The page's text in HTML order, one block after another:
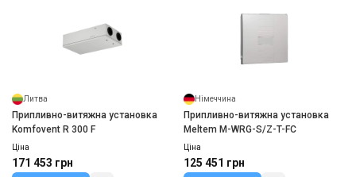
Литва
Припливно-витяжна установка
Komfovent R 300 F
Ціна
171 453 грн
Німеччина
Припливно-витяжна установка
Meltem M-WRG-S/Z-T-FC
Ціна
125 451 грн